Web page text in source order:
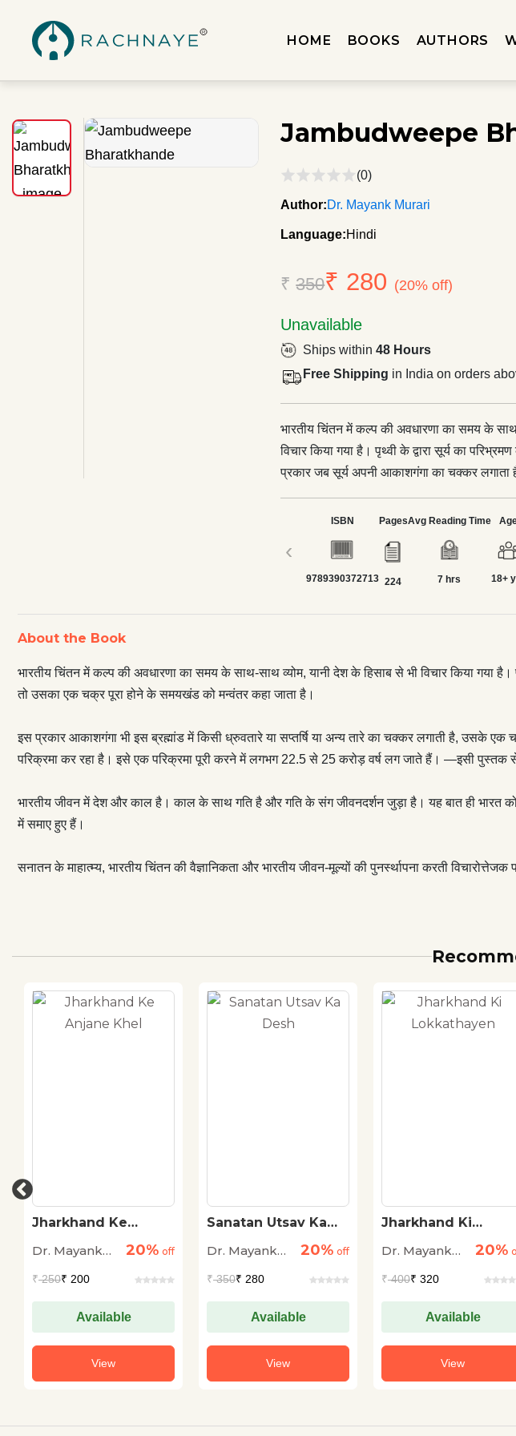
HOME BOOKS AUTHORS
Jambudweepe
(0)
Author:Dr. Mayank Murari
Language:Hindi
₹350₹ 280 (20% off)
Unavailable
Ships within48 Hours
Free Shipping in India on orders
भारतीय चिंतन में कल्प की अवधारणा का समय के
विचार किया गया है। पृथ्वी के द्वारा सूर्य का
प्रकार जब सूर्य अपनी आकाशगंगा का चक्कर
सप्तर्षि या अन्य तारे का चक्कर लगाती है, उसके एक
हमारा सौरमंडल आकाशगंगा के बाहरी इलाके में
है। इसे एक परिक्रमा पूरी करने में लगभग 22.5 से
विचारोत्तेजक पठनीय कृति।
‹
ISBN
9789390372713
Pages
224
Avg Reading Time
7 hrs 18+
About the Book
भारतीय चिंतन में कल्प की अवधारणा का समय के साथ-साथ व्योम, यानी देश के हिसाब से भी विचार किया गया
तो उसका एक चक्र पूरा होने के समयखंड को मन्वंतर कहा जाता है।
इस प्रकार आकाशगंगा भी इस ब्रह्मांड में किसी ध्रुवतारे या सप्तर्षि या अन्य तारे का चक्कर लगाती है, उसके
परिक्रमा कर रहा है। इसे एक परिक्रमा पूरी करने में लगभग 22.5 से 25 करोड़ वर्ष लग जाते हैं। —इसी पुस्तक
भारतीय जीवन में देश और काल है। काल के साथ गति है और गति के संग जीवनदर्शन जुड़ा है। यह बात ही भारत
में समाए हुए हैं।
सनातन के माहात्म्य, भारतीय चिंतन की वैज्ञानिकता और भारतीय जीवन-मूल्यों की पुनर्स्थापना करती विचारोत्तेजक
Jharkhand Ke
Dr. Mayank
20% off
₹250₹ 200
Available
View
Sanatan Utsav Ka
Dr. Mayank
20% off
₹350₹ 280
Available
View
Jharkhand Ki
Dr. Mayank
20%
₹400₹ 320
Available
View